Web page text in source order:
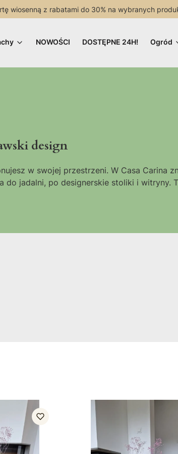
wiosenną z rabatami do 30% na wybranych
NOWOŚCI DOSTĘPNE 24H! Ogród
design
w swojej przestrzeni. W Casa Carina
jadalni, po designerskie stoliki i witryny.